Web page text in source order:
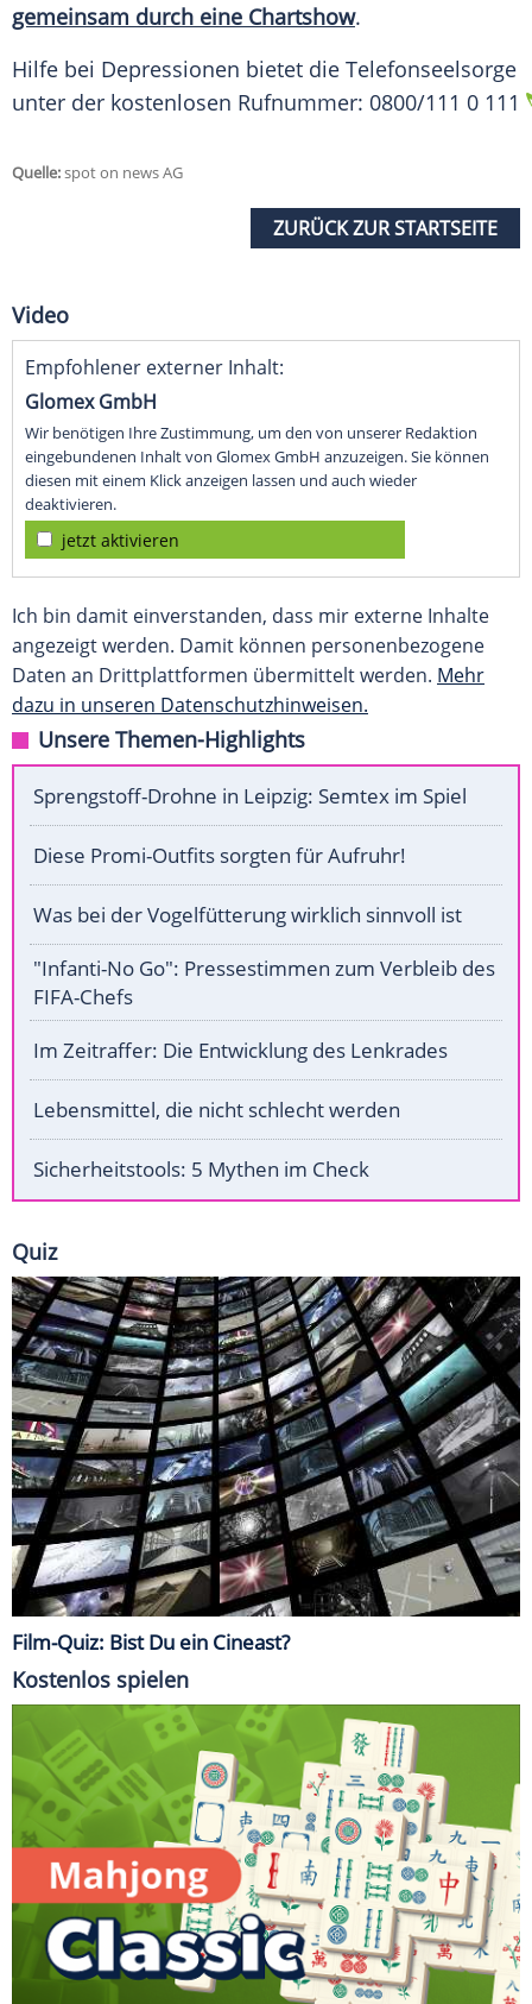
gemeinsam durch eine Chartshow.
Hilfe bei Depressionen bietet die Telefonseelsorge
unter der kostenlosen Rufnummer: 0800/111 0 111
Quelle:spot on news AG
ZURÜCK ZUR STARTSEITE
Video
Empfohlener externer Inhalt:
Glomex GmbH
Wir benötigen Ihre Zustimmung, um den von unserer Redaktion
eingebundenen Inhalt von Glomex GmbH anzuzeigen. Sie können
diesen mit einem Klick anzeigen lassen und auch wieder
deaktivieren.
jetzt aktivieren
Ich bin damit einverstanden, dass mir externe Inhalte
angezeigt werden. Damit können personenbezogene
Daten an Drittplattformen übermittelt werden. Mehr
dazu in unseren Datenschutzhinweisen.
Unsere Themen-Highlights
Sprengstoff-Drohne in Leipzig: Semtex im Spiel
Diese Promi-Outfits sorgten für Aufruhr!
Was bei der Vogelfütterung wirklich sinnvoll ist
"Infanti-No Go": Pressestimmen zum Verbleib des
FIFA-Chefs
Im Zeitraffer: Die Entwicklung des Lenkrades
Lebensmittel, die nicht schlecht werden
Sicherheitstools: 5 Mythen im Check
Quiz
Film-Quiz: Bist Du ein Cineast?
Kostenlos spielen